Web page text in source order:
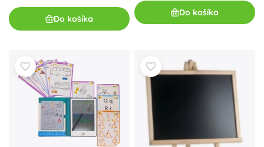
Do košíka
Do košíka